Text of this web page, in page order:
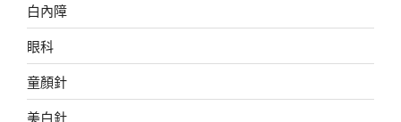
白內障
眼科
童顏針
美白針